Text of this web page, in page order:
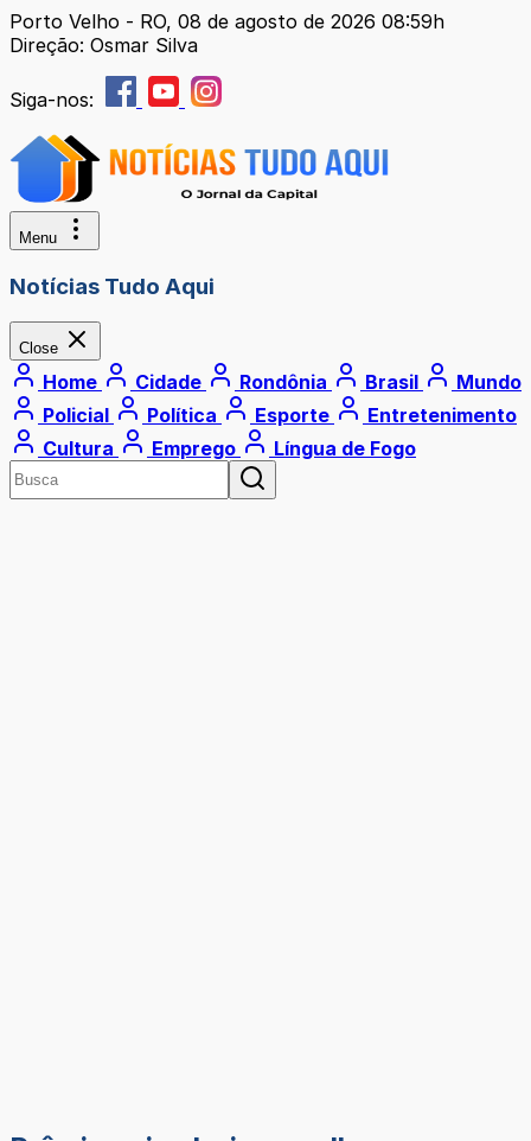
Porto Velho - RO, 08 de agosto de 2026 08:59h
Direção: Osmar Silva
Siga-nos:
Menu
Notícias Tudo Aqui
Close
Home Cidade Rondônia Brasil
Mundo
Policial
Política Esporte
Entretenimento
Cultura
Emprego Língua de Fogo